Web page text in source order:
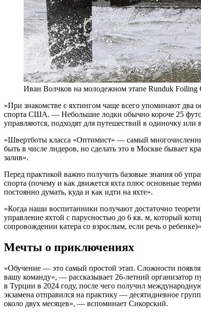
Иван Волчков на молодежном этапе Runduk
«При знакомстве с яхтингом чаще всего упоминают
спорта США. — Небольшие лодки обычно короче 25
управляются, подходят для путешествий в одиночку
«Швертботы класса «Оптимист» — самый
быть в числе лидеров, но сделать это в Москве бывает
залив».
Перед практикой важно получить базовые знания об
спорта (почему и как движется яхта плюс основные
постоянно думать, куда и как идти на яхте».
«Когда наши воспитанники получают достаточно
управление яхтой с парусностью до 6 кв. м, который
сопровождении катера со взрослым, если речь о
Мечты о приключениях
«Обучение — это самый простой этап. Сложности
вашу команду», — рассказывает 26-летний организатор
в Турции в 2024 году, после чего получил
экзамена отправился на практику — десятидневное
около двух месяцев», — вспоминает Сикорский.